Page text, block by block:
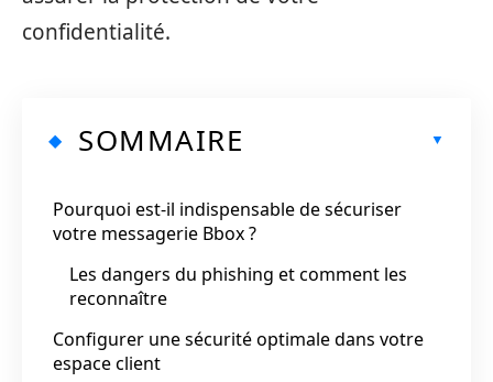
confidentialité.
SOMMAIRE
Pourquoi est-il indispensable de sécuriser
votre messagerie Bbox ?
Les dangers du phishing et comment les
reconnaître
Configurer une sécurité optimale dans votre
espace client